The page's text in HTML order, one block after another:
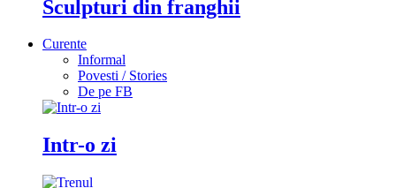
Sculpturi din franghii
Curente
Informal
Povesti / Stories
De pe FB
Intr-o zi